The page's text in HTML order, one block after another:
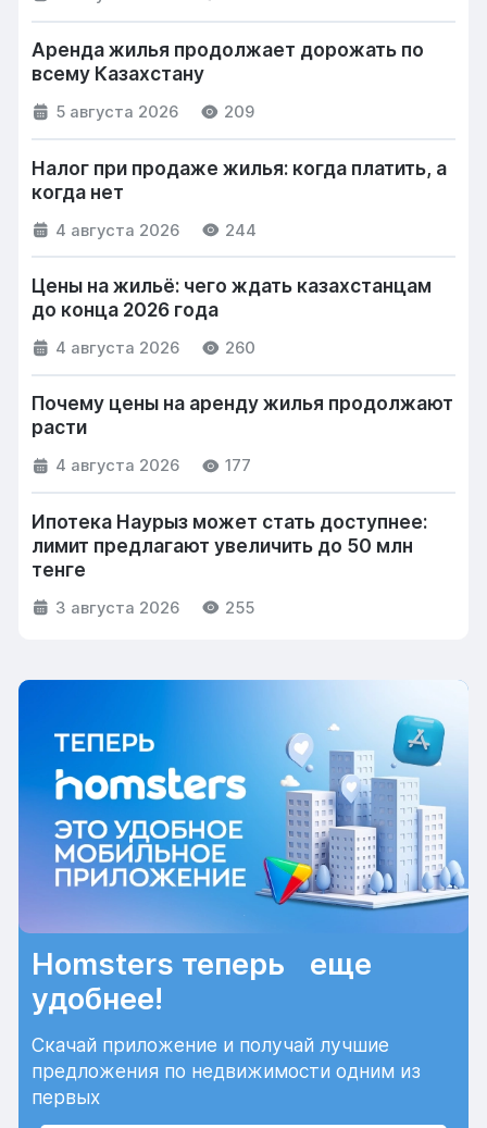
Аренда жилья продолжает дорожать по
всему Казахстану
5 августа 2026 209
Налог при продаже жилья: когда платить, а
когда нет
4 августа 2026 244
Цены на жильё: чего ждать казахстанцам
до конца 2026 года
4 августа 2026 260
Почему цены на аренду жилья продолжают
расти
4 августа 2026 177
Ипотека Наурыз может стать доступнее:
лимит предлагают увеличить до 50 млн
тенге
3 августа 2026 255
Homsters теперь еще
удобнее!
Скачай приложение и получай лучшие
предложения по недвижимости одним из
первых